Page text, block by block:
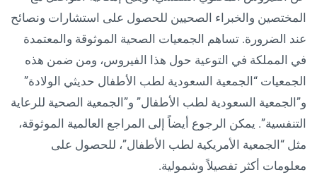
المختصين والخبراء الصحيين للحصول على استشارات ونصائح
عند الضرورة. تساهم الجمعيات الصحية الموثوقة والمعتمدة
في المملكة في التوعية حول هذا الفيروس، ومن ضمن هذه
الجمعيات “الجمعية السعودية لطب الأطفال حديثي الولادة”
و”الجمعية السعودية لطب الأطفال” و”الجمعية الصحية للرعاية
التنفسية”. يمكن الرجوع أيضاً إلى المراجع العالمية الموثوقة،
مثل “الجمعية الأمريكية لطب الأطفال”، للحصول على
معلومات أكثر تفصيلاً وشمولية.